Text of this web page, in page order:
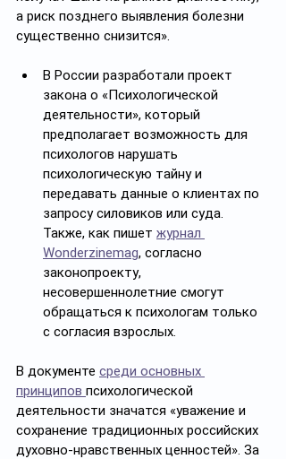
а риск позднего выявления болезни
существенно снизится».
В России разработали проект
закона о «Психологической
деятельности», который
предполагает возможность для
психологов нарушать
психологическую тайну и
передавать данные о клиентах по
запросу силовиков или суда.
Также, как пишет журнал
Wonderzinemag, согласно
законопроекту,
несовершеннолетние смогут
обращаться к психологам только
с согласия взрослых.
В документе среди основных
принципов психологической
деятельности значатся «уважение и
сохранение традиционных российских
духовно-нравственных ценностей». За